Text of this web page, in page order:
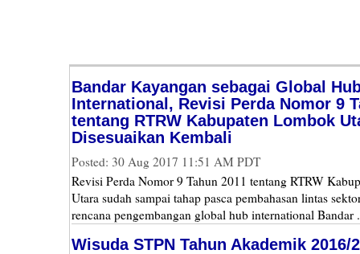
Bandar Kayangan sebagai Global
International, Revisi Perda Nomor 9
tentang RTRW Kabupaten Lombok
Disesuaikan Kembali
Posted: 30 Aug 2017 11:51 AM PDT
Revisi Perda Nomor 9 Tahun 2011 tentang RTRW
Utara sudah sampai tahap pasca pembahasan lintas
rencana pengembangan global hub international Bandar
Wisuda STPN Tahun Akademik 2016/